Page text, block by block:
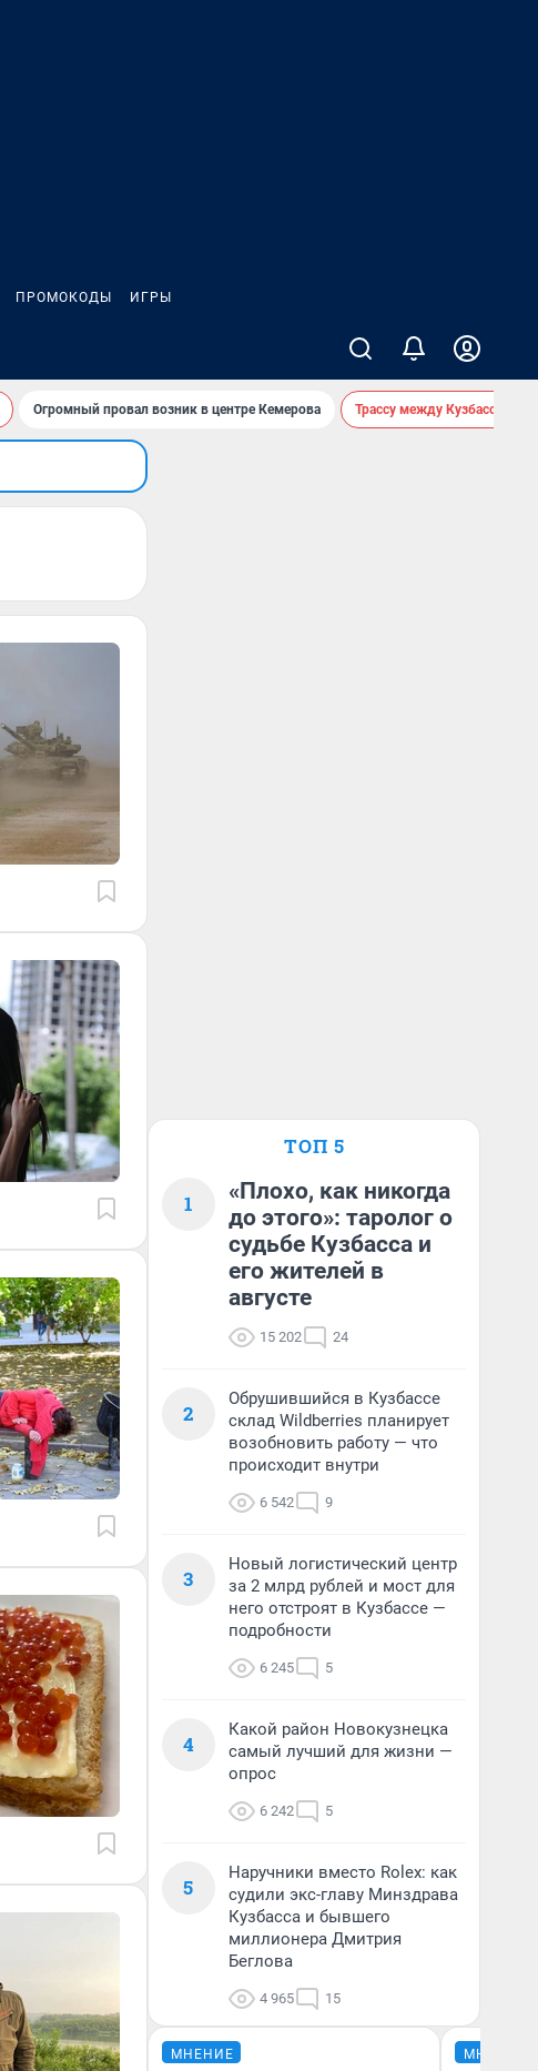
ПРОМОКОДЫ ИГРЫ
Огромный провал возник в центре Кемерова Трассу между Кузбассом и
ТОП 5
1
«Плохо, как никогда
до этого»: таролог о
судьбе Кузбасса и
его жителей в
августе
15 202 24
2
Обрушившийся в Кузбассе
склад Wildberries планирует
возобновить работу — что
происходит внутри
6 542 9
3
Новый логистический центр
за 2 млрд рублей и мост для
него отстроят в Кузбассе —
подробности
6 245 5
4
Какой район Новокузнецка
самый лучший для жизни —
опрос
6 242 5
5
Наручники вместо Rolex: как
судили экс-главу Минздрава
Кузбасса и бывшего
миллионера Дмитрия
Беглова
4 965 15
МНЕНИЕ МНЕНИЕ